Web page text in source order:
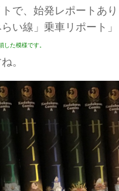
で、始発レポートあ
い線」乗車リポート」
た模様です。
。